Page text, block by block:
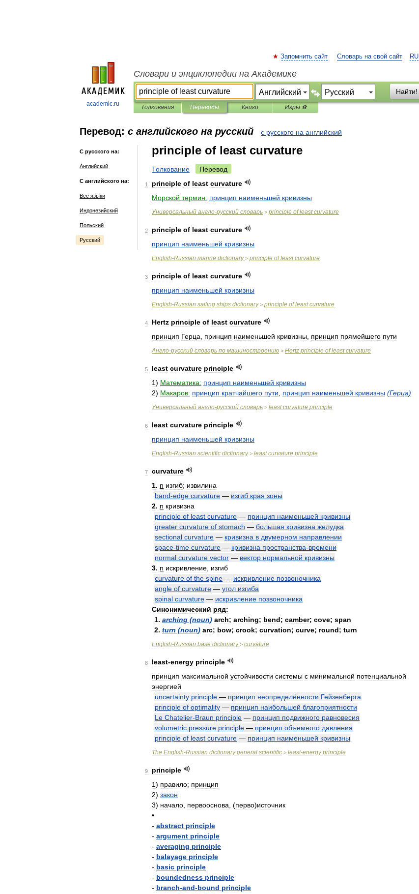
academic.ru
RU
Запомнить сайт Словарь на свой сайт
Словари и энциклопедии на Академике
Найти!
Толкования Переводы Книги Игры ⚽
Перевод: с английского на русский с русского на английский
С русского на:
Английский
С английского на:
Все языки
Индонезийский
Польский
Русский
principle of least curvature
Толкование Перевод
1 principle of least curvature
Морской термин: принцип наименьшей кривизны
Универсальный англо-русский словарь > principle of least curvature
2 principle of least curvature
принцип наименьшей кривизны
English-Russian marine dictionary > principle of least curvature
3 principle of least curvature
принцип наименьшей кривизны
English-Russian sailing ships dictionary> principle of least curvature
4 Hertz principle of least curvature
принцип Герца принцип наименьшей кривизны принцип прямейшего пути
Англо-русский словарь по машиностроению > Hertz principle of least curvature
5 least curvature principle
1) Математика: принцип наименьшей кривизны
2) Макаров: принцип кратчайшего пути принцип наименьшей кривизны (Герца)
Универсальный англо-русский словарь > least curvature principle
6 least curvature principle
принцип наименьшей кривизны
English-Russian scientific dictionary> least curvature principle
7
curvature
1. n изгиб; извилина
band-edge curvature — изгиб края зоны
2. n кривизна
principle of least curvature — принцип наименьшей кривизны
greater curvature of stomach — большая кривизна желудка
sectional curvature — кривизна в двумерном направлении
space-time curvature — кривизна пространства-времени
normal curvature vector — вектор нормальной кривизны
3. n искривление изгиб
curvature of the spine — искривление позвоночника
angle of curvature — угол изгиба
spinal curvature — искривление позвоночника
Синонимический ряд:
1. arching (noun) arch; arching; bend; camber; cove; span
2. turn (noun) arc; bow; crook; curvation; curve; round; turn
English-Russian base dictionary > curvature
8 least-energy principle
принцип максимальной устойчивости системы с минимальной потенциальной
энергией
uncertainty principle — принцип неопределённости Гейзенберга
principle of optimality — принцип наибольшей благоприятности
Le Chatelier-Braun principle — принцип подвижного равновесия
volumetric pressure principle — принцип объемного давления
principle of least curvature — принцип наименьшей кривизны
The English-Russian dictionary general scientific > least-energy principle
9
principle
1) правило; принцип
2) закон
3) начало первооснова , (перво)источник
•
- abstract principle
- argument principle
- averaging principle
- balayage principle
- basic principle
- boundedness principle
- branch-and-bound principle